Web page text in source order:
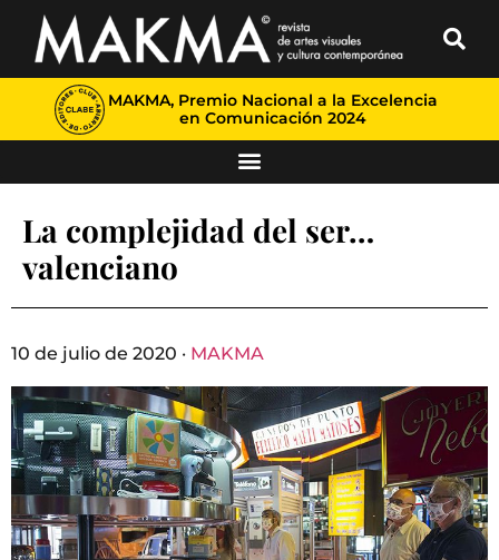
MAKMA, Premio Nacional a la Excelencia
en Comunicación 2024
La complejidad del ser…
valenciano
10 de julio de 2020 · MAKMA